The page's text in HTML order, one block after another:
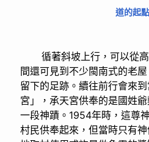
道的起
循著斜坡上行，可以從高
間還可見到不少閩南式的老
留下的足跡。續往前行會來
宮」，承天宮供奉的是國姓
一段神蹟。1954年時，這尊
村民供奉起來，但當時只有